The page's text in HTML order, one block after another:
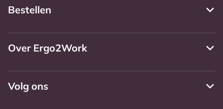
Bestellen
Over Ergo2Work
Volg ons